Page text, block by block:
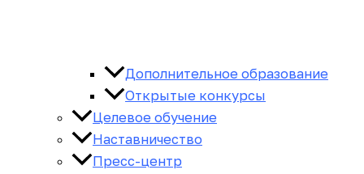
Дополнительное образование
Открытые конкурсы
Целевое обучение
Наставничество
Пресс-центр